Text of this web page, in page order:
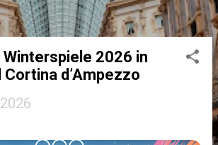
2026 in
Cortina d’Ampezzo